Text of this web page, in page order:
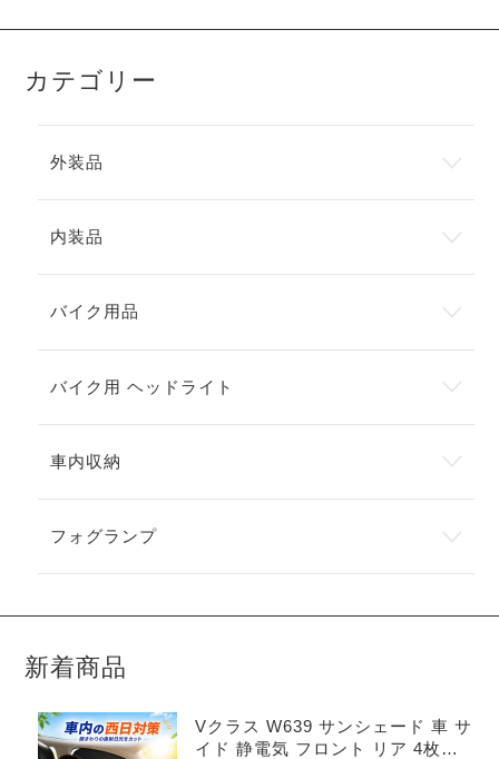
カテゴリー
外装品
内装品
バイク用品
バイク用 ヘッドライト
車内収納
フォグランプ
新着商品
Vクラス W639 サンシェード 車 サ
イド 静電気 フロント リア 4枚セ